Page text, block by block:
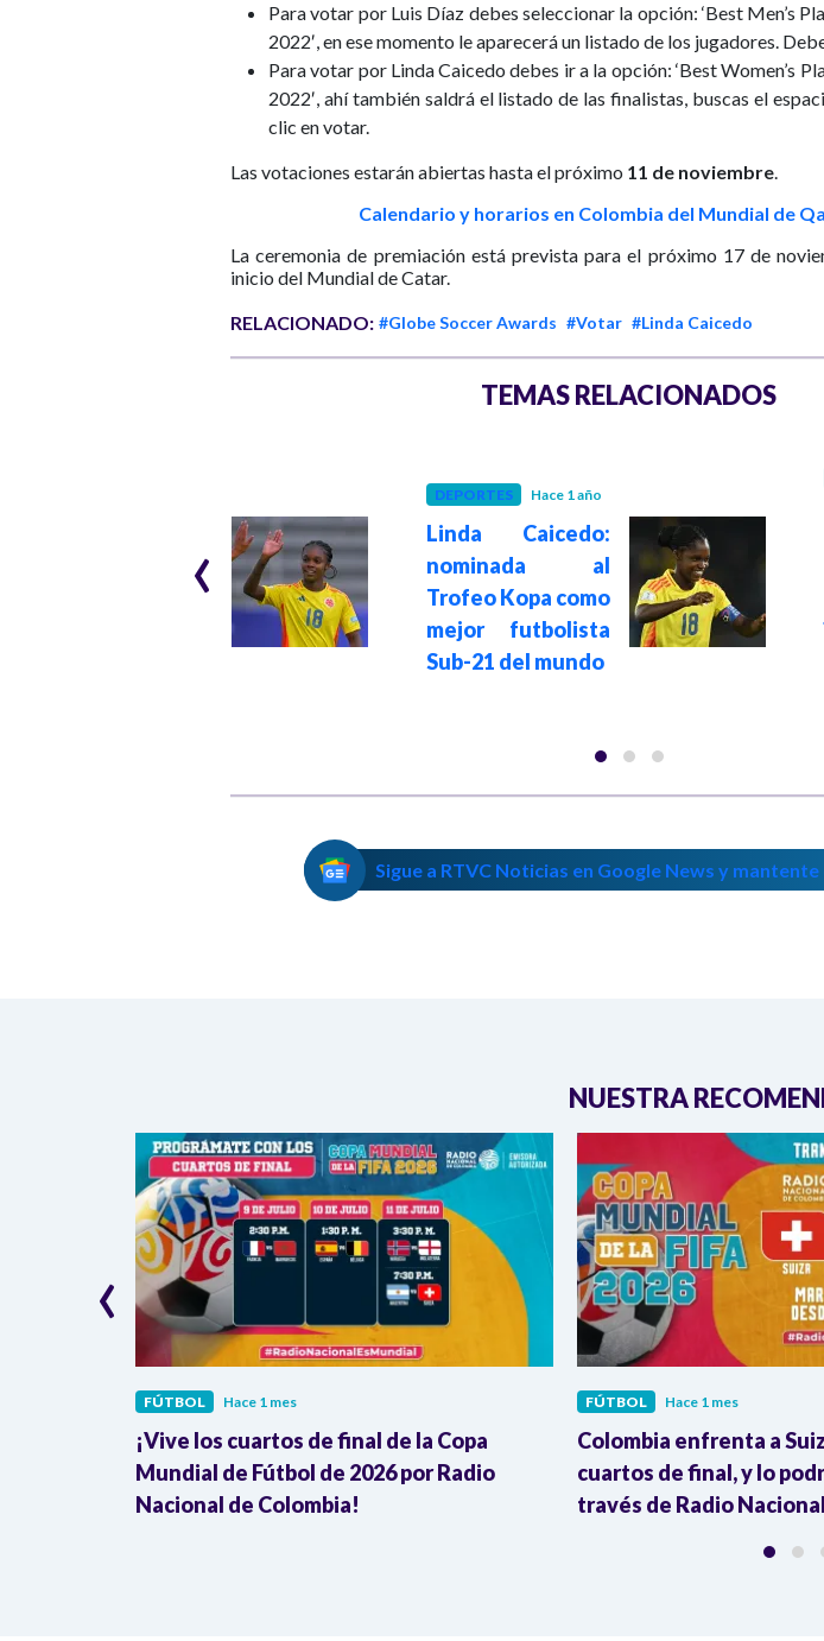
Para votar por Luis Díaz debes seleccionar la opción: ‘Best Men’s
2022′, en ese momento le aparecerá un listado de los jugadores.
Para votar por Linda Caicedo debes ir a la opción: ‘Best Women’s
2022′, ahí también saldrá el listado de las finalistas, buscas el
clic en votar.
Las votaciones estarán abiertas hasta el próximo 11 de noviembre.
Calendario y horarios en Colombia del Mundial de
La ceremonia de premiación está prevista para el próximo 17 de
inicio del Mundial de Catar.
RELACIONADO: #Globe Soccer Awards #Votar #Linda Caicedo
TEMAS RELACIONADOS
Caicedo!: va por el
DEPORTES Hace 1 año
Linda Caicedo:
nominada al
Trofeo Kopa como
mejor futbolista
Sub-21 del mundo
‹
Sigue a RTVC Noticias en Google News y
NUESTRA
FÚTBOL Hace 1 mes
¡Vive los cuartos de final de la Copa
Mundial de Fútbol de 2026 por Radio
Nacional de Colombia!
FÚTBOL Hace 1 mes
Colombia enfrenta a
cuartos de final, y lo
través de Radio Nacional
‹